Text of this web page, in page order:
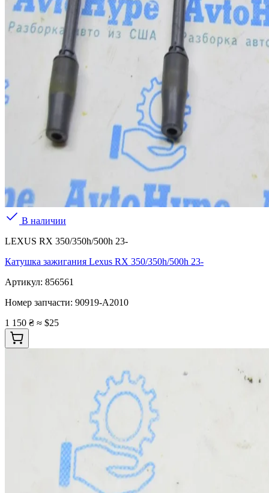
В наличии
LEXUS RX 350/350h/500h 23-
Катушка зажигания Lexus RX 350/350h/500h 23-
Артикул: 856561
Номер запчасти: 90919-A2010
1 150 ₴ ≈ $25